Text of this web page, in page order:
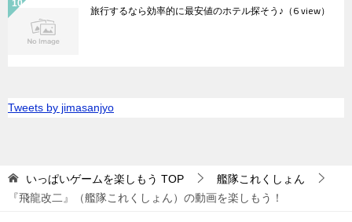
旅行するなら効率的に最安値のホテル探そう♪ （6 view）
Tweets by jimasanjyo
いっぱいゲームを楽しもう TOP
艦隊これくしょん
『飛龍改二』（艦隊これくしょん）の動画を楽しもう！